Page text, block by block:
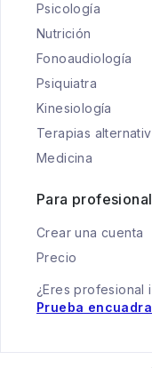
Psicología
Nutrición
Fonoaudiología
Psiquiatra
Kinesiología
Terapias
Medicina
Para
Crear una cuenta
Precio
¿Eres profesional
Prueba